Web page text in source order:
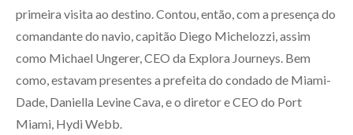
primeira visita ao destino. Contou, então, com a presença do
comandante do navio, capitão Diego Michelozzi, assim
como Michael Ungerer, CEO da Explora Journeys. Bem
como, estavam presentes a prefeita do condado de Miami-
Dade, Daniella Levine Cava, e o diretor e CEO do Port
Miami, Hydi Webb.